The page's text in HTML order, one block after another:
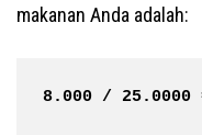
makanan Anda adalah:
8.000 / 25.0000